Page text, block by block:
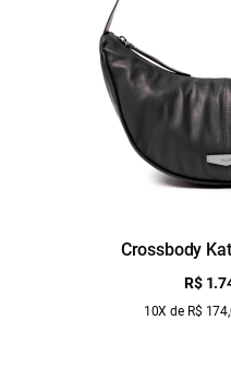
Crossbody
R$
10X de R$